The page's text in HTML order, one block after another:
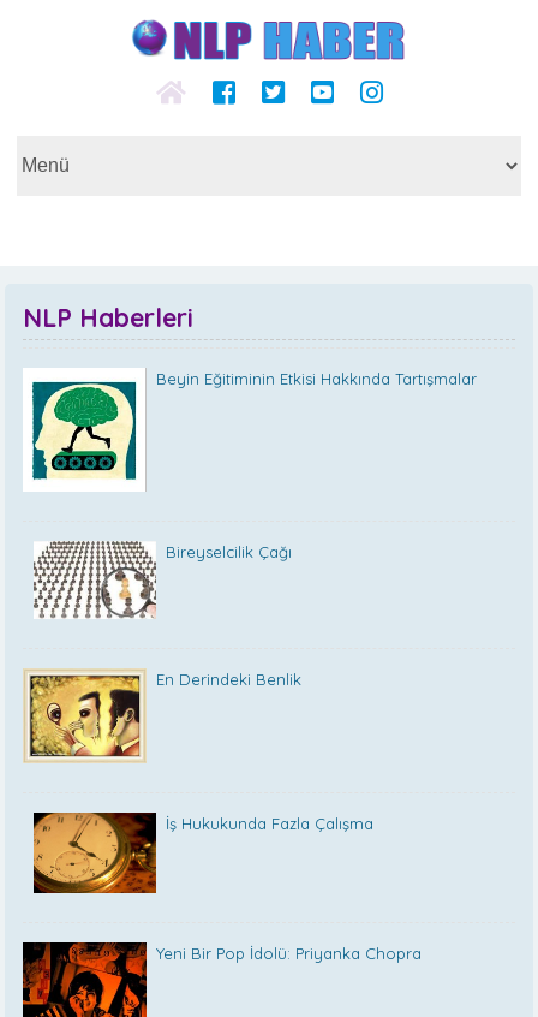
NLP Haberleri
Beyin Eğitiminin Etkisi Hakkında Tartışmalar
Bireyselcilik Çağı
En Derindeki Benlik
İş Hukukunda Fazla Çalışma
Yeni Bir Pop İdolü: Priyanka Chopra